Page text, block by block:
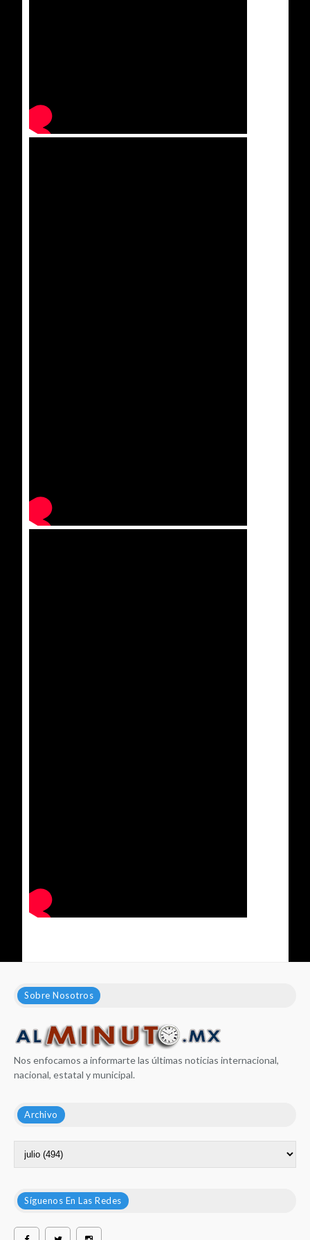
Sobre Nosotros
Nos enfocamos a informarte las últimas noticias internacional,
nacional, estatal y municipal.
Archivo
Síguenos En Las Redes